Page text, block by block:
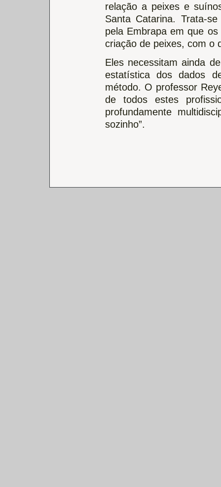
relação a peixes e
Santa Catarina. Trata-
pela Embrapa em que
criação de peixes, com o
Eles necessitam ainda
estatística dos dados
método. O professor
de todos estes
profundamente
sozinho”.